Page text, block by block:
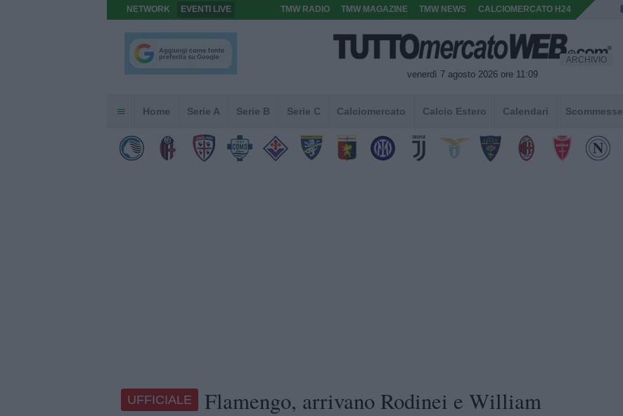
NETWORK EVENTI LIVE TMW RADIO TMW MAGAZINE TMW NEWS CALCIOMERCATO H24
venerdì 7 agosto 2026 ore 11:09
ARCHIVIO
Home Serie A Serie B Serie C Calciomercato Calcio Estero Calendari Scommesse
UFFICIALE
Flamengo, arrivano Rodinei e William